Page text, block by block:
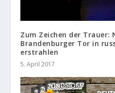
Zum Zeichen der Trauer:
Brandenburger Tor in
erstrahlen
5. April 2017